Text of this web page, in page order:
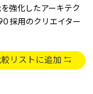
強化したアーキテク
採用のクリエイター
較リストに追加